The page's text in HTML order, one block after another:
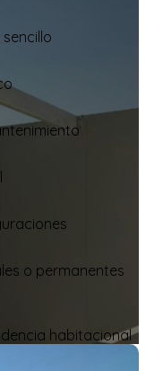
o permanentes